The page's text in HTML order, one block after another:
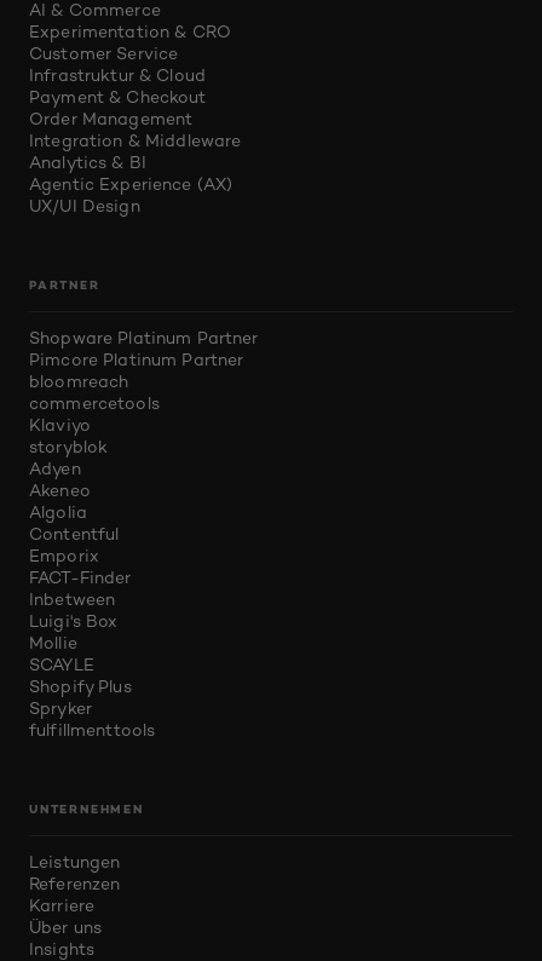
AI & Commerce
Experimentation & CRO
Customer Service
Infrastruktur & Cloud
Payment & Checkout
Order Management
Integration & Middleware
Analytics & BI
Agentic Experience (AX)
UX/UI Design
PARTNER
Shopware Platinum Partner
Pimcore Platinum Partner
bloomreach
commercetools
Klaviyo
storyblok
Adyen
Akeneo
Algolia
Contentful
Emporix
FACT-Finder
Inbetween
Luigi's Box
Mollie
SCAYLE
Shopify Plus
Spryker
fulfillmenttools
UNTERNEHMEN
Leistungen
Referenzen
Karriere
Über uns
Insights